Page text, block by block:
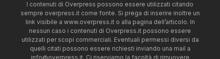
I contenuti di Overpress possono essere utilizzati citando
sempre overpress.it come fonte. Si prega di inserire inoltre un
link visibile a www.overpress.it o alla pagina dell’articolo. In
nessun caso i contenuti di Overpress.it possono essere
utilizzati per scopi commerciali. Eventuali permessi diversi da
quelli citati possono essere richiesti inviando una mail a
info@overpress.it. Ci riserviamo la facoltà di rimuovere